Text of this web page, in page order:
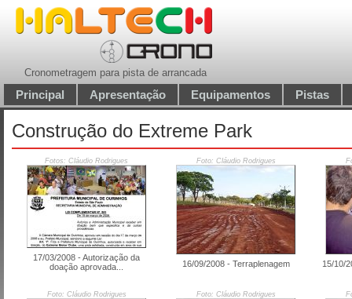
Cronometragem para pista de arrancada
Principal Apresentação Equipamentos Pistas
Construção do Extreme Park
Fotos: Cláudio Rodrigues
17/03/2008 - Autorização da
doação aprovada...
Foto: Cláudio Rodrigues
16/09/2008 - Terraplenagem 15/10/
Foto: Cláudio Rodrigues Foto: Cláudio Rodrigues